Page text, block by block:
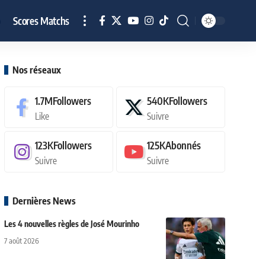
Scores Matchs
Nos réseaux
1.7MFollowers
Like
540KFollowers
Suivre
123KFollowers
Suivre
125KAbonnés
Suivre
Dernières News
Les 4 nouvelles règles de José Mourinho
7 août 2026